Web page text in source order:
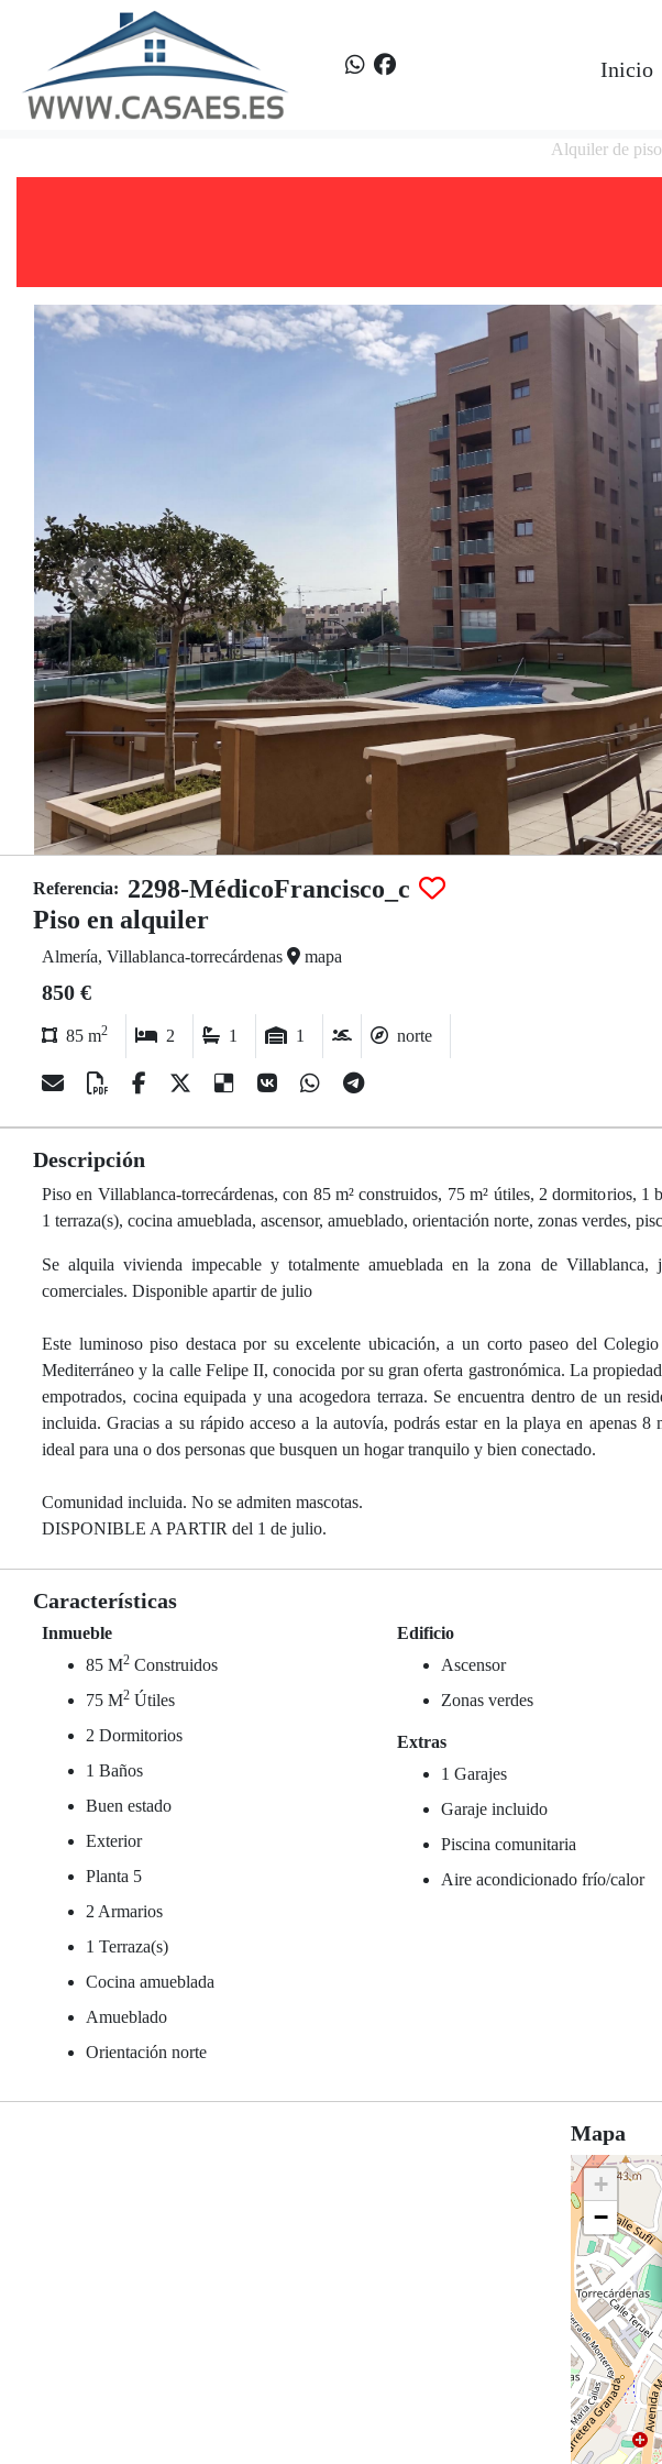
Inicio
Alquiler de
Referencia: 2298-MédicoFrancisco_c
Piso en alquiler
Almería, Villablanca-torrecárdenas mapa
850 €
85 m2 2 1 1 norte
Descripción
Piso en Villablanca-torrecárdenas, con 85 m² construidos, 75 m² útiles, 2 dormitorios, 1
1 terraza(s), cocina amueblada, ascensor, amueblado, orientación norte, zonas verdes,
Se alquila vivienda impecable y totalmente amueblada en la zona de
comerciales. Disponible apartir de julio
Este luminoso piso destaca por su excelente ubicación, a un corto paseo del
Mediterráneo y la calle Felipe II, conocida por su gran oferta gastronómica. La
empotrados, cocina equipada y una acogedora terraza. Se encuentra dentro de un
incluida. Gracias a su rápido acceso a la autovía, podrás estar en la playa en apenas
ideal para una o dos personas que busquen un hogar tranquilo y bien conectado.
Comunidad incluida. No se admiten mascotas.
DISPONIBLE A PARTIR del 1 de julio.
Características
Inmueble
85 M2 Construidos
75 M2 Útiles
2 Dormitorios
1 Baños
Buen estado
Exterior
Planta 5
2 Armarios
1 Terraza(s)
Cocina amueblada
Amueblado
Orientación norte
Edificio
Ascensor
Zonas verdes
Extras
1 Garajes
Garaje incluido
Piscina comunitaria
Aire acondicionado frío/calor
Mapa
+
−